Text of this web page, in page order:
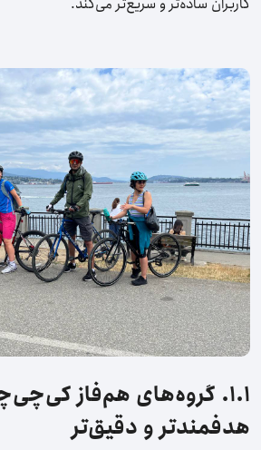
۱.۱. گروه‌های هم‌فاز
هدفمندتر و دقیق‌تر